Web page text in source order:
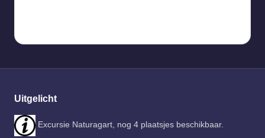
Uitgelicht
Excursie Naturagart, nog 4 plaatsjes beschikbaar.